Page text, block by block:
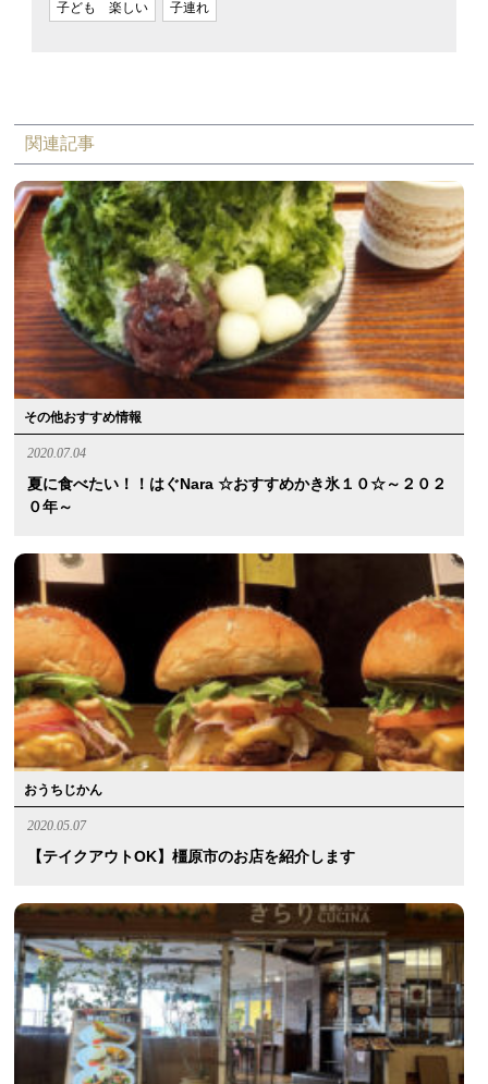
子ども 楽しい 子連れ
関連記事
その他おすすめ情報
2020.07.04
夏に食べたい！！はぐnara ☆おすすめかき氷１０☆～２０２
０年～
おうちじかん
2020.05.07
【テイクアウトOK】橿原市のお店を紹介します